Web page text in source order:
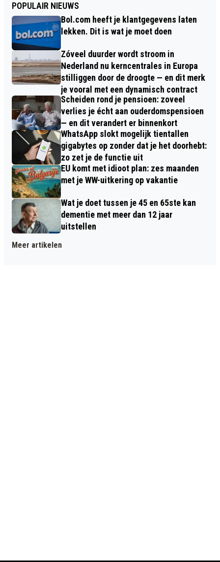
POPULAIR NIEUWS
Bol.com heeft je klantgegevens laten
lekken. Dit is wat je moet doen
Zóveel duurder wordt stroom in
Nederland nu kerncentrales in Europa
stilliggen door de droogte — en dit merk
je vooral met een dynamisch contract
Scheiden rond je pensioen: zoveel
verlies je écht aan ouderdomspensioen
— en dit verandert er binnenkort
WhatsApp slokt mogelijk tientallen
gigabytes op zonder dat je het doorhebt:
zo zet je de functie uit
EU komt met idioot plan: zes maanden
met je WW-uitkering op vakantie
Wat je doet tussen je 45 en 65ste kan
dementie met meer dan 12 jaar
uitstellen
Meer artikelen